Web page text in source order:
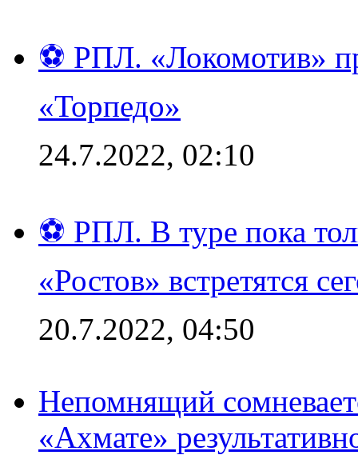
⚽ РПЛ. «Локомотив»
«Торпедо»
24.7.2022, 02:10
⚽ РПЛ. В туре пока
«Ростов» встретятся
20.7.2022, 04:50
Непомнящий
«Ахмате»